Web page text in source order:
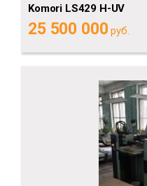
Komori LS429 H-UV
25 500 000 руб.